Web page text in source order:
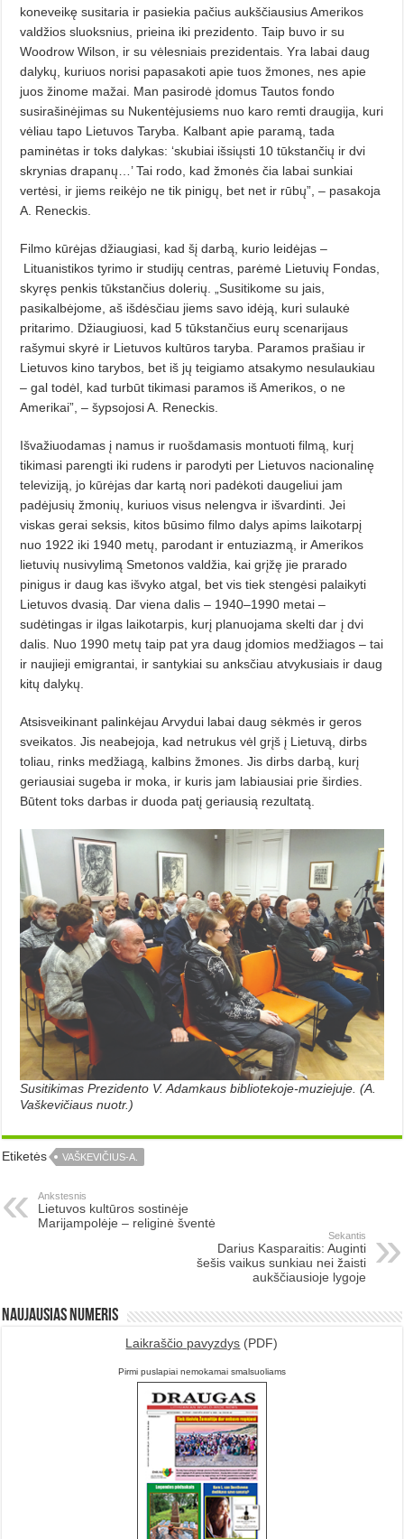
koneveikę susitaria ir pasiekia pačius aukščiausius Amerikos
valdžios sluoksnius, prieina iki prezidento. Taip buvo ir su
Woodrow Wilson, ir su vėlesniais prezidentais. Yra labai daug
dalykų, kuriuos norisi papasakoti apie tuos žmones, nes apie
juos žinome mažai. Man pasirodė įdomus Tautos fondo
susirašinėjimas su Nukentėjusiems nuo karo remti draugija, kuri
vėliau tapo Lietuvos Taryba. Kalbant apie paramą, tada
paminėtas ir toks dalykas: ‘skubiai išsiųsti 10 tūkstančių ir dvi
skrynias drapanų…’ Tai rodo, kad žmonės čia labai sunkiai
vertėsi, ir jiems reikėjo ne tik pinigų, bet net ir rūbų”, – pasakoja
A. Reneckis.
Filmo kūrėjas džiaugiasi, kad šį darbą, kurio leidėjas –
Lituanistikos tyrimo ir studijų centras, parėmė Lietuvių Fondas,
skyręs penkis tūkstančius dolerių. „Susitikome su jais,
pasikalbėjome, aš išdėsčiau jiems savo idėją, kuri sulaukė
pritarimo. Džiaugiuosi, kad 5 tūkstančius eurų scenarijaus
rašymui skyrė ir Lietuvos kultūros taryba. Paramos prašiau ir
Lietuvos kino tarybos, bet iš jų teigiamo atsakymo nesulaukiau
– gal todėl, kad turbūt tikimasi paramos iš Amerikos, o ne
Amerikai”, – šypsojosi A. Reneckis.
Išvažiuodamas į namus ir ruošdamasis montuoti filmą, kurį
tikimasi parengti iki rudens ir parodyti per Lietuvos nacionalinę
televiziją, jo kūrėjas dar kartą nori padėkoti daugeliui jam
padėjusių žmonių, kuriuos visus nelengva ir išvardinti. Jei
viskas gerai seksis, kitos būsimo filmo dalys apims laikotarpį
nuo 1922 iki 1940 metų,
parodant ir entuziazmą, ir Amerikos
lietuvių nusivylimą Smetonos valdžia, kai grįžę jie prarado
pinigus ir daug kas išvyko atgal, bet vis tiek stengėsi palaikyti
Lietuvos dvasią. Dar viena dalis – 1940–1990 metai –
sudėtingas ir ilgas laikotarpis, kurį planuojama skelti dar į dvi
dalis. Nuo 1990 metų taip pat yra daug įdomios medžiagos – tai
ir naujieji emigrantai, ir santykiai su anksčiau atvykusiais ir daug
kitų dalykų.
Atsisveikinant palinkėjau Arvydui labai daug sėkmės ir geros
sveikatos. Jis neabejoja, kad netrukus vėl grįš į Lietuvą, dirbs
toliau, rinks medžiagą, kalbins žmones. Jis dirbs darbą, kurį
geriausiai sugeba ir moka, ir kuris jam labiausiai prie širdies.
Būtent toks darbas ir duoda patį geriausią rezultatą.
Susitikimas Prezidento V. Adamkaus bibliotekoje-muziejuje. (A.
Vaškevičiaus nuotr.)
Etiketės VAŠKEVIČIUS-A.
Ankstesnis
Lietuvos kultūros sostinėje
Marijampolėje – religinė šventė
Sekantis
Darius Kasparaitis: Auginti
šešis vaikus sunkiau nei žaisti
aukščiausioje lygoje
Naujausias numeris
Laikraščio pavyzdys (PDF)
Pirmi puslapiai nemokamai smalsuoliams